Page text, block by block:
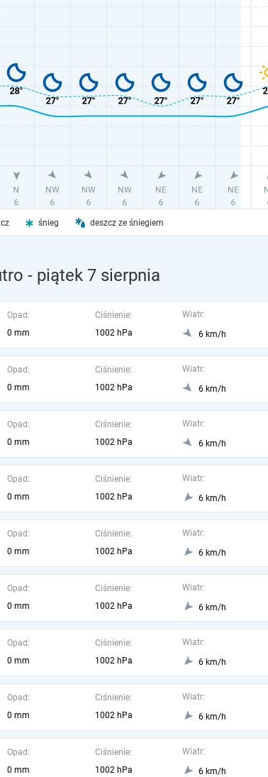
śnieg deszcz ze śniegiem
- piątek 7 sierpnia
Opad:
0 mm
Ciśnienie:
1002 hPa
Wiatr:
6 km/h
Opad:
0 mm
Ciśnienie:
1002 hPa
Wiatr:
6 km/h
Opad:
0 mm
Ciśnienie:
1002 hPa
Wiatr:
6 km/h
Opad:
0 mm
Ciśnienie:
1002 hPa
Wiatr:
6 km/h
Opad:
0 mm
Ciśnienie:
1002 hPa
Wiatr:
6 km/h
Opad:
0 mm
Ciśnienie:
1002 hPa
Wiatr:
6 km/h
Opad:
0 mm
Ciśnienie:
1002 hPa
Wiatr:
6 km/h
Opad:
0 mm
Ciśnienie:
1002 hPa
Wiatr:
6 km/h
Opad:
0 mm
Ciśnienie:
1002 hPa
Wiatr:
6 km/h